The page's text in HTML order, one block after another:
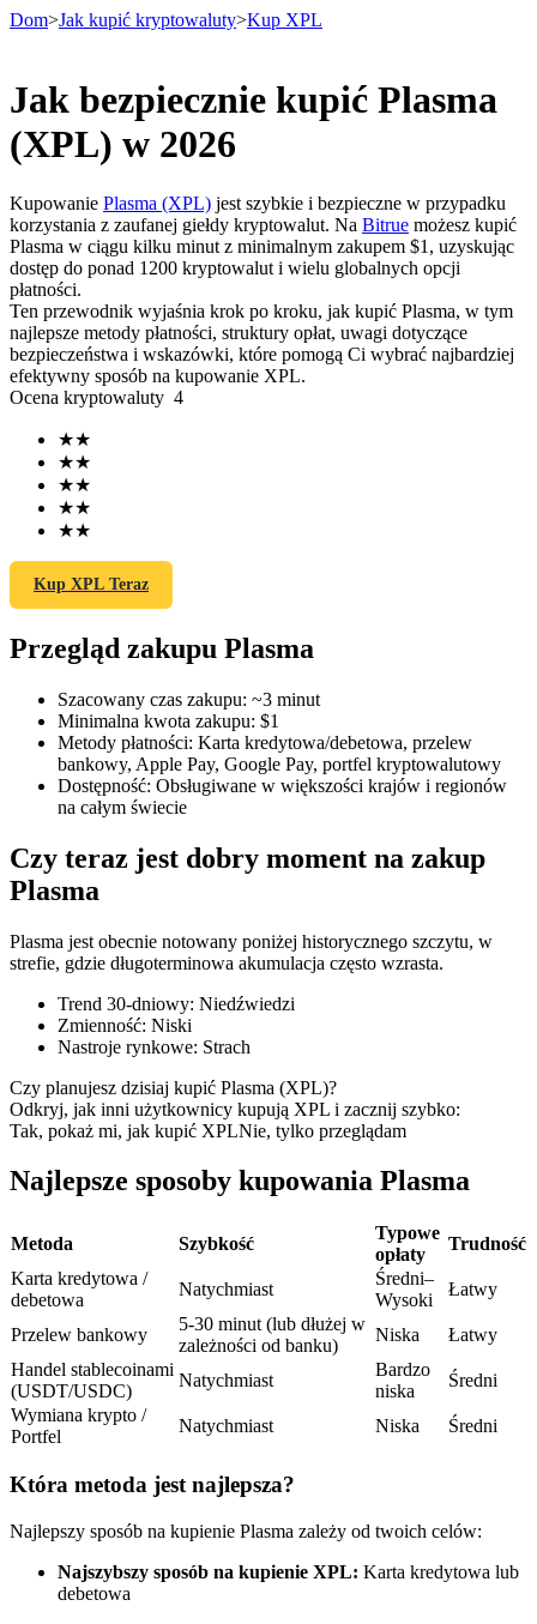
Kontrakty terminowe
Kontrakty terminowe na USDT
Kontrakty futures wykorzystujące USDT jako zabezpieczenie
Kontrakty terminowe COIN-M
TradFi
Instrumenty pochodne na akcje, forex, metale szlachetne i
Kontrakty terminowe na USDC
Kontrakty futures wykorzystujące USDC jako zabezpieczenie
Kopiowanie Transakcji
Dołącz do najlepszych traderów
Dom>Jak kupić kryptowaluty>Kup XPL
Jak bezpiecznie kupić Plasma
(XPL) w 2026
Kupowanie Plasma (XPL) jest szybkie i bezpieczne w przypadku
korzystania z zaufanej giełdy kryptowalut. Na Bitrue możesz kupić
Plasma w ciągu kilku minut z minimalnym zakupem $1, uzyskując
dostęp do ponad 1200 kryptowalut i wielu globalnych opcji
płatności.
Ten przewodnik wyjaśnia krok po kroku, jak kupić Plasma, w tym
najlepsze metody płatności, struktury opłat, uwagi dotyczące
bezpieczeństwa i wskazówki, które pomogą Ci wybrać najbardziej
efektywny sposób na kupowanie XPL.
Ocena kryptowaluty 4
★★
★★
★★
★★
★★
Kup XPL Teraz
Przegląd zakupu Plasma
Szacowany czas zakupu: ~3 minut
Minimalna kwota zakupu: $1
Metody płatności: Karta kredytowa/debetowa, przelew
bankowy, Apple Pay, Google Pay, portfel kryptowalutowy
Dostępność: Obsługiwane w większości krajów i regionów
na całym świecie
Czy teraz jest dobry moment na zakup
Plasma
Plasma jest obecnie notowany poniżej historycznego szczytu, w
strefie, gdzie długoterminowa akumulacja często wzrasta.
Trend 30-dniowy: Niedźwiedzi
Zmienność: Niski
Nastroje rynkowe: Strach
Czy planujesz dzisiaj kupić Plasma (XPL)?
Odkryj, jak inni użytkownicy kupują XPL i zacznij szybko:
Tak, pokaż mi, jak kupić XPLNie, tylko przeglądam
Najlepsze sposoby kupowania Plasma
Metoda Szybkość
Typowe
opłaty
Trudność
Karta kredytowa /
debetowa
Natychmiast
Średni–
Wysoki
Łatwy
Przelew bankowy
5-30 minut (lub dłużej w
zależności od banku)
Niska
Łatwy
Handel stablecoinami
(USDT/USDC)
Natychmiast
Bardzo
niska
Średni
Wymiana krypto /
Portfel
Natychmiast Niska Średni
Która metoda jest najlepsza?
Najlepszy sposób na kupienie Plasma zależy od twoich celów:
Najszybszy sposób na kupienie XPL: Karta kredytowa lub
debetowa